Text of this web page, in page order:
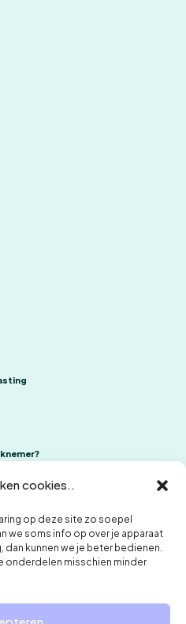
cookies..
op deze site zo soepel
we soms info op over je apparaat
kunnen we je beter bedienen.
onderdelen misschien minder